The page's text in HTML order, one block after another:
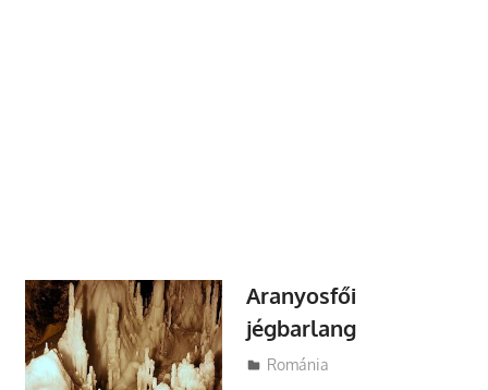
Aranyosfői
jégbarlang
Utazasok.org
Románia